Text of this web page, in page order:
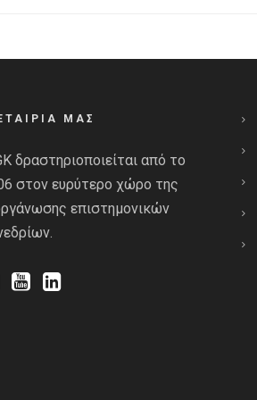
ΜΑΣ
δραστηριοποιείται από το
στον ευρύτερο χώρο της
επιστημονικών